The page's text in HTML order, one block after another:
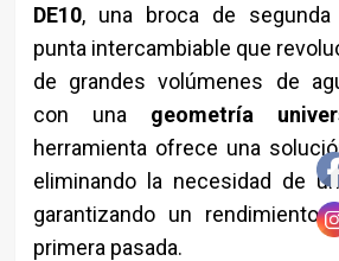
DE10, una broca de segunda
punta intercambiable que
de grandes volúmenes de
con una geometría
herramienta ofrece una
eliminando la necesidad de
garantizando un rendimiento
primera pasada.